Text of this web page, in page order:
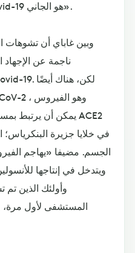
من المحتمل جدًا ألا يكون Covid-19 هو الجاني».
وبين غاباي أن
ناجمة عن
في خلايا جزيرة البنكرياس؛
الجسم. مضيفا «يهاجم
ويتدخل في إنتاجها
وأولئك الذين
المستشفى لأول مرة،